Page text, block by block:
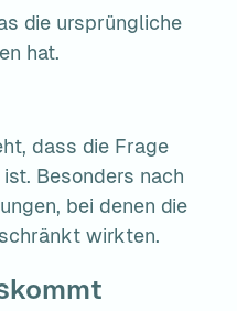
die ursprüngliche
hat.
dass die Frage
Besonders nach
bei denen die
wirkten.